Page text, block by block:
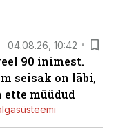
04.08.26, 10:42
90 inimest.
seisak on läbi,
ette müüdud